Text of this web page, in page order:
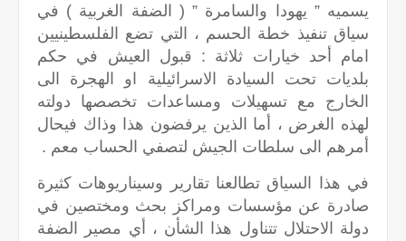
يسميه ” يهودا والسامرة ” ( الضفة الغربية ) في
سياق تنفيذ خطة الحسم ، التي تضع الفلسطينيين
امام أحد خيارات ثلاثة : قبول العيش في حكم
بلديات تحت السيادة الاسرائيلية او الهجرة الى
الخارج مع تسهيلات ومساعدات تخصصها دولته
لهذه الغرض ، أما الذين يرفضون هذا وذاك فيحال
أمرهم الى سلطات الجيش لتصفي الحساب معم .
في هذا السياق تطالعنا تقارير وسيناريوهات كثيرة
صادرة عن مؤسسات ومراكز بحث ومختصين في
دولة الاحتلال تتناول هذا الشأن ، أي مصير الضفة